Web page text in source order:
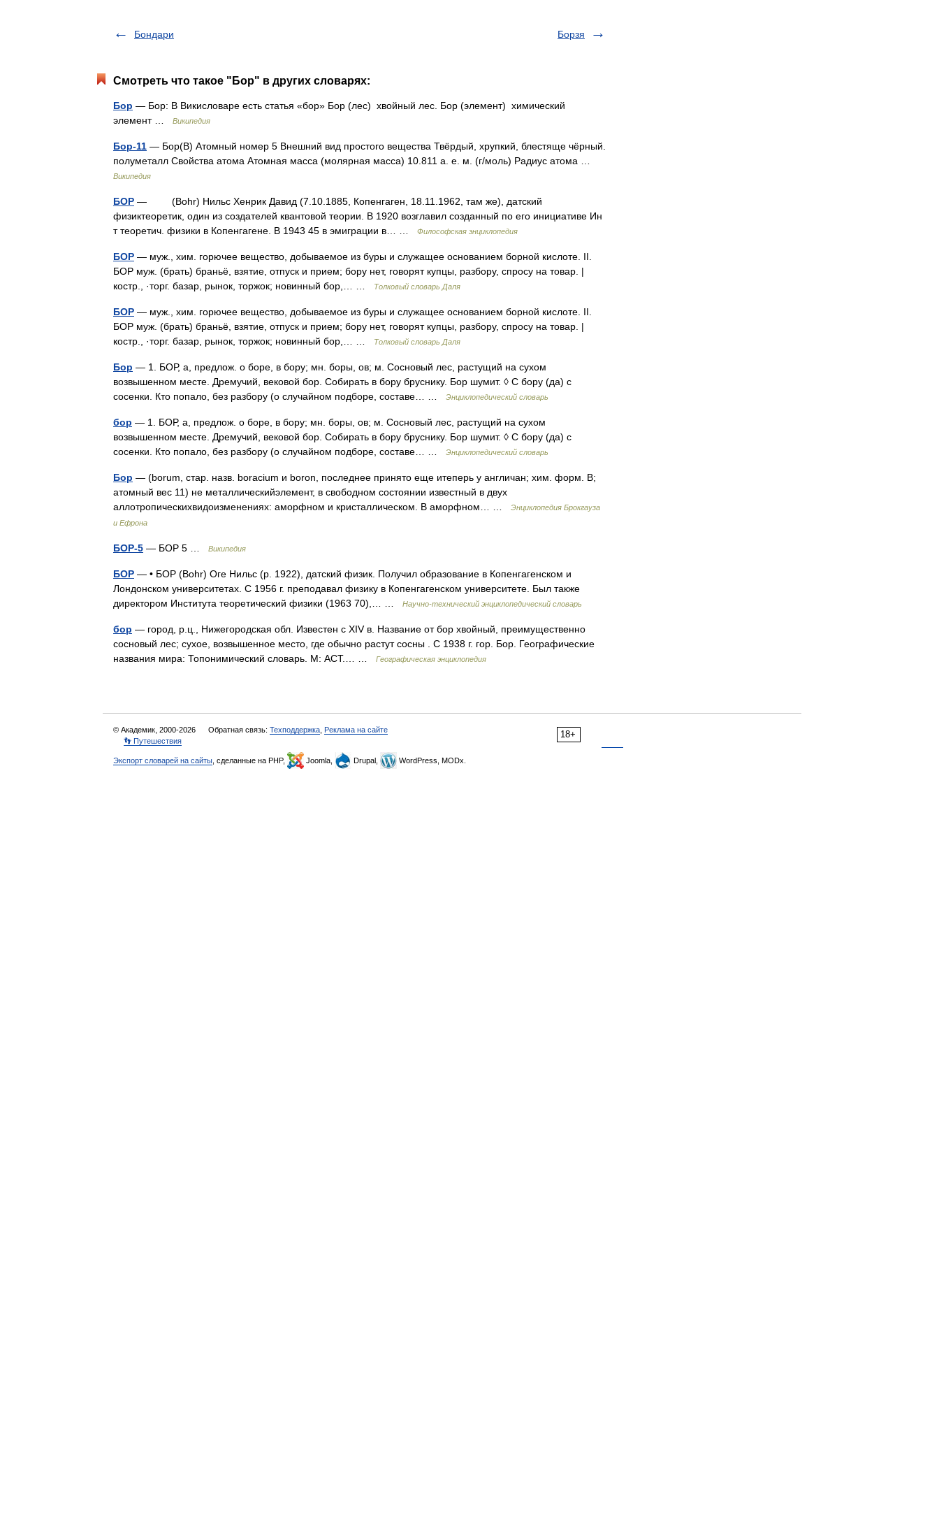
Бондари Борзя
Смотреть что такое "Бор" в других словарях:
Бор — Бор: В Викисловаре есть статья «бор» Бор (лес) хвойный лес. Бор (элемент) химический
элемент …
Википедия
Бор-11 — Бор(B) Атомный номер 5 Внешний вид простого вещества Твёрдый, хрупкий, блестяще чёрный.
полуметалл Свойства атома Атомная масса (молярная масса) 10.811 а. е. м. (г/моль) Радиус атома …
Википедия
БОР — (Bohr) Нильс Хенрик Давид (7.10.1885, Копенгаген, 18.11.1962, там же), датский
физиктеоретик, один из создателей квантовой теории. В 1920 возглавил созданный по его инициативе Ин
т теоретич. физики в Копенгагене. В 1943 45 в эмиграции в… …
Философская энциклопедия
БОР — муж., хим. горючее вещество, добываемое из буры и служащее основанием борной кислоте. II.
БОР муж. (брать) браньё, взятие, отпуск и прием; бору нет, говорят купцы, разбору, спросу на товар. |
костр., ·торг. базар, рынок, торжок; новинный бор,… …
Толковый словарь Даля
БОР — муж., хим. горючее вещество, добываемое из буры и служащее основанием борной кислоте. II.
БОР муж. (брать) браньё, взятие, отпуск и прием; бору нет, говорят купцы, разбору, спросу на товар. |
костр., ·торг. базар, рынок, торжок; новинный бор,… …
Толковый словарь Даля
Бор — 1. БОР, а, предлож. о боре, в бору; мн. боры, ов; м. Сосновый лес, растущий на сухом
возвышенном месте. Дремучий, вековой бор. Собирать в бору бруснику. Бор шумит. ◊ С бору (да) с
сосенки. Кто попало, без разбору (о случайном подборе, составе… …
Энциклопедический словарь
бор — 1. БОР, а, предлож. о боре, в бору; мн. боры, ов; м. Сосновый лес, растущий на сухом
возвышенном месте. Дремучий, вековой бор. Собирать в бору бруснику. Бор шумит. ◊ С бору (да) с
сосенки. Кто попало, без разбору (о случайном подборе, составе… …
Энциклопедический словарь
Бор — (borum, стар. назв. boracium и boron, последнее принято еще итеперь у англичан; хим. форм. В;
атомный вес 11) не металлическийэлемент, в свободном состоянии известный в двух
аллотропическихвидоизменениях: аморфном и кристаллическом. В аморфном… …
Энциклопедия Брокгауза
и Ефрона
БОР-5 — БОР 5 … Википедия
БОР — • БОР (Bohr) Oгe Нильс (р. 1922), датский физик. Получил образование в Копенгагенском и
Лондонском университетах. С 1956 г. преподавал физику в Копенгагенском университете. Был также
директором Института теоретический физики (1963 70),… …
Научно-технический энциклопедический словарь
бор — город, р.ц., Нижегородская обл. Известен с XIV в. Название от бор хвойный, преимущественно
сосновый лес; сухое, возвышенное место, где обычно растут сосны . С 1938 г. гор. Бор. Географические
названия мира: Топонимический словарь. М: АСТ.… …
Географическая энциклопедия
18+
© Академик, 2000-2026 Обратная связь: Техподдержка Реклама на сайте
👣 Путешествия
Экспорт словарей на сайты , сделанные на PHP, Joomla, Drupal, WordPress, MODx.